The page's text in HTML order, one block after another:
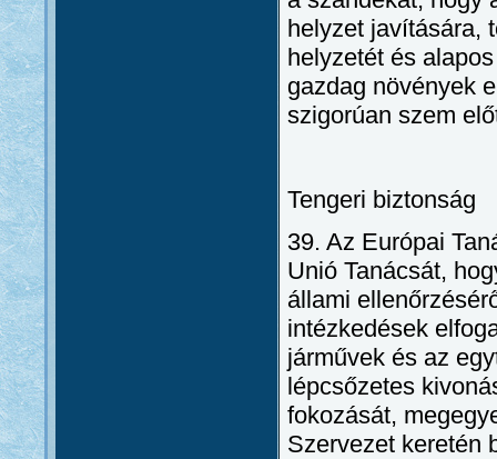
helyzet javítására,
helyzetét és
gazdag növények
szigorúan szem
Tengeri biztonság
39. Az Európai
Unió Tanácsát,
állami
intézkedések
járművek és az
lépcsőzetes
fokozását,
Szervezet keretén